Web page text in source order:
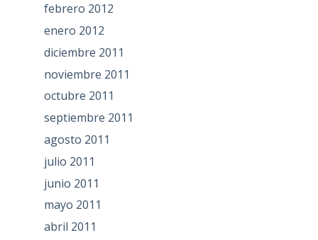
febrero 2012
enero 2012
diciembre 2011
noviembre 2011
octubre 2011
septiembre 2011
agosto 2011
julio 2011
junio 2011
mayo 2011
abril 2011